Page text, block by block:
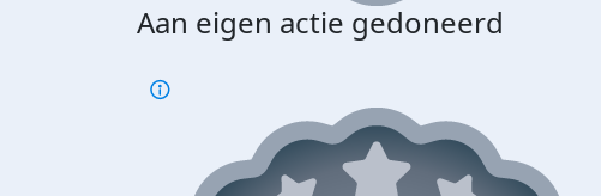
Aan eigen actie gedoneerd